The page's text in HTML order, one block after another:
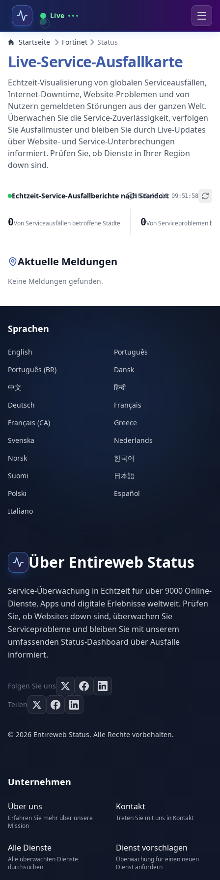
Live
Startseite Fortinet Status
Live-Service-Ausfallkarte
Echtzeit-Visualisierung von globalen Serviceausfällen,
Internet-Downtime, Website-Problemen und von
Nutzern gemeldeten Störungen aus der ganzen Welt.
Überwachen Sie die Service-Zuverlässigkeit, verfolgen
Sie Ausfallmuster und bleiben Sie durch Live-Updates
über Website- und Service-Unterbrechungen
informiert. Prüfen Sie, ob Dienste in Ihrer Region
down sind.
Echtzeit-Service-Ausfallberichte nach Standort
2026-08-08 09:51:58
0Von Serviceausfällen betroffene Städte 0Von Serviceproblemen
+
Aktuelle Meldungen
Keine Meldungen gefunden.
Sprachen
English
Português
Português (BR)
Dansk
中文
हिन्दी
Deutsch
Français
Français (CA)
Greece
Svenska
Nederlands
Norsk
한국어
Suomi
日本語
Polski
Español
Italiano
Über Entireweb Status
Service-Überwachung in Echtzeit für über 9000 Online-
Dienste, Apps und digitale Erlebnisse weltweit. Prüfen
Sie, ob Websites down sind, überwachen Sie
Serviceprobleme und bleiben Sie mit unserem
umfassenden Status-Dashboard über Ausfälle
informiert.
Folgen Sie uns
Teilen
© 2026 Entireweb Status. Alle Rechte vorbehalten.
Unternehmen
Über uns
Erfahren Sie mehr über unsere
Mission
Kontakt
Treten Sie mit uns in Kontakt
Alle Dienste
Alle überwachten Dienste
durchsuchen
Dienst vorschlagen
Überwachung für einen neuen
Dienst anfordern